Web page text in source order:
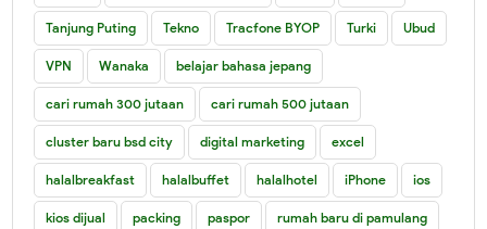
Tanjung Puting Tekno Tracfone BYOP Turki Ubud
VPN Wanaka belajar bahasa jepang
cari rumah 300 jutaan cari rumah 500 jutaan
cluster baru bsd city digital marketing excel
halalbreakfast halalbuffet halalhotel iPhone ios
kios dijual packing paspor rumah baru di pamulang